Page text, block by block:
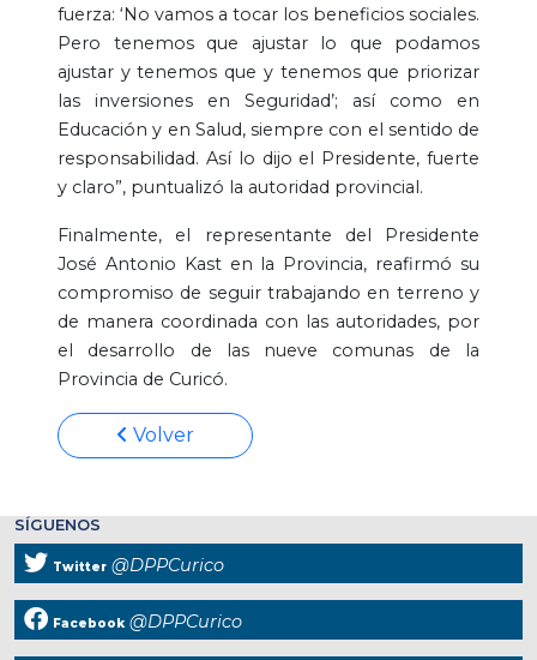
fuerza: ‘No vamos a tocar los beneficios sociales.
Pero tenemos que ajustar lo que podamos
ajustar y tenemos que y tenemos que priorizar
las inversiones en Seguridad’; así como en
Educación y en Salud, siempre con el sentido de
responsabilidad. Así lo dijo el Presidente, fuerte
y claro”, puntualizó la autoridad provincial.
Finalmente, el representante del Presidente
José Antonio Kast en la Provincia, reafirmó su
compromiso de seguir trabajando en terreno y
de manera coordinada con las autoridades, por
el desarrollo de las nueve comunas de la
Provincia de Curicó.
Volver
SÍGUENOS
Twitter @DPPCurico
Facebook @DPPCurico